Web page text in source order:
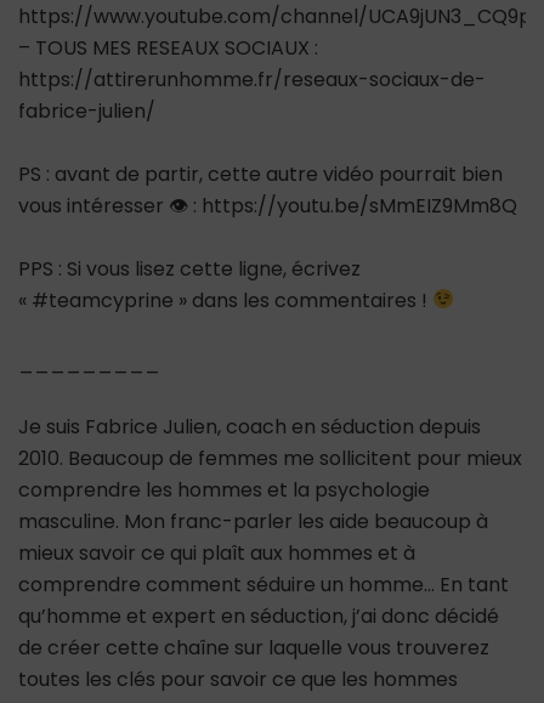
https://www.youtube.com/channel/
– TOUS MES RESEAUX SOCIAUX :
https://attirerunhomme.fr/reseaux-sociaux-de-
fabrice-julien/
PS : avant de partir, cette autre vidéo pourrait bien
vous intéresser 👁 : https://youtu.be/sMmEIZ9Mm8Q
PPS : Si vous lisez cette ligne, écrivez
« #teamcyprine » dans les commentaires !
Je suis Fabrice Julien, coach en séduction depuis
2010. Beaucoup de femmes me sollicitent pour mieux
comprendre les hommes et la psychologie
masculine. Mon franc-parler les aide beaucoup à
mieux savoir ce qui plaît aux hommes et à
comprendre comment séduire un homme… En tant
qu’homme et expert en séduction, j’ai donc décidé
de créer cette chaîne sur laquelle vous trouverez
toutes les clés pour savoir ce que les hommes